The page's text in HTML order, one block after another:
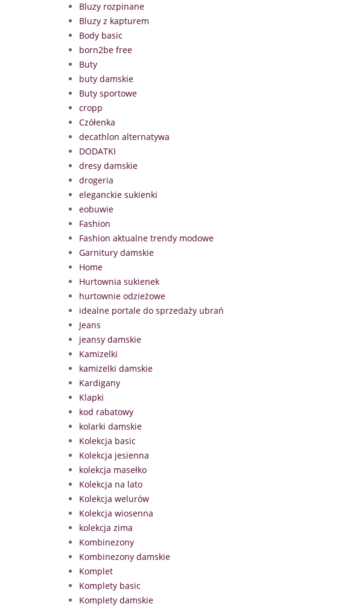
Bluzy rozpinane
Bluzy z kapturem
Body basic
born2be free
Buty
buty damskie
Buty sportowe
cropp
Czółenka
decathlon alternatywa
DODATKI
dresy damskie
drogeria
eleganckie sukienki
eobuwie
Fashion
Fashion aktualne trendy modowe
Garnitury damskie
Home
Hurtownia sukienek
hurtownie odzieżowe
idealne portale do sprzedaży ubrań
Jeans
jeansy damskie
Kamizelki
kamizelki damskie
Kardigany
Klapki
kod rabatowy
kolarki damskie
Kolekcja basic
Kolekcja jesienna
kolekcja masełko
Kolekcja na lato
Kolekcja welurów
Kolekcja wiosenna
kolekcja zima
Kombinezony
Kombinezony damskie
Komplet
Komplety basic
Komplety damskie